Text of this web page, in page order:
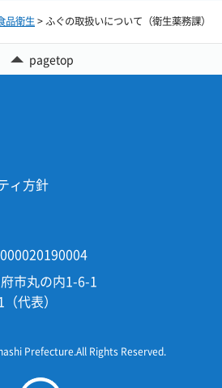
品衛生 > ふぐの取扱いについて（衛生薬務課）
pagetop
ィ方針
市丸の内1-6-1
代表）
Prefecture.All Rights Reserved.